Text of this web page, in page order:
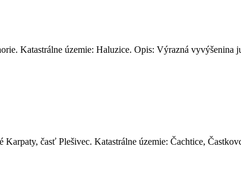
Katastrálne územie: Haluzice. Opis: Výrazná vyvýšenina
časť Plešivec. Katastrálne územie: Čachtice,